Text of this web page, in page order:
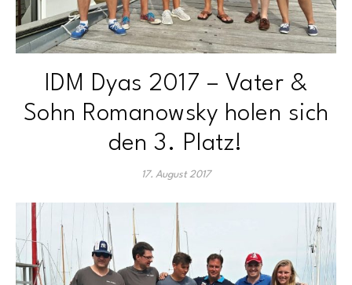
IDM Dyas 2017 – Vater &
Sohn Romanowsky holen sich
den 3. Platz!
17. August 2017